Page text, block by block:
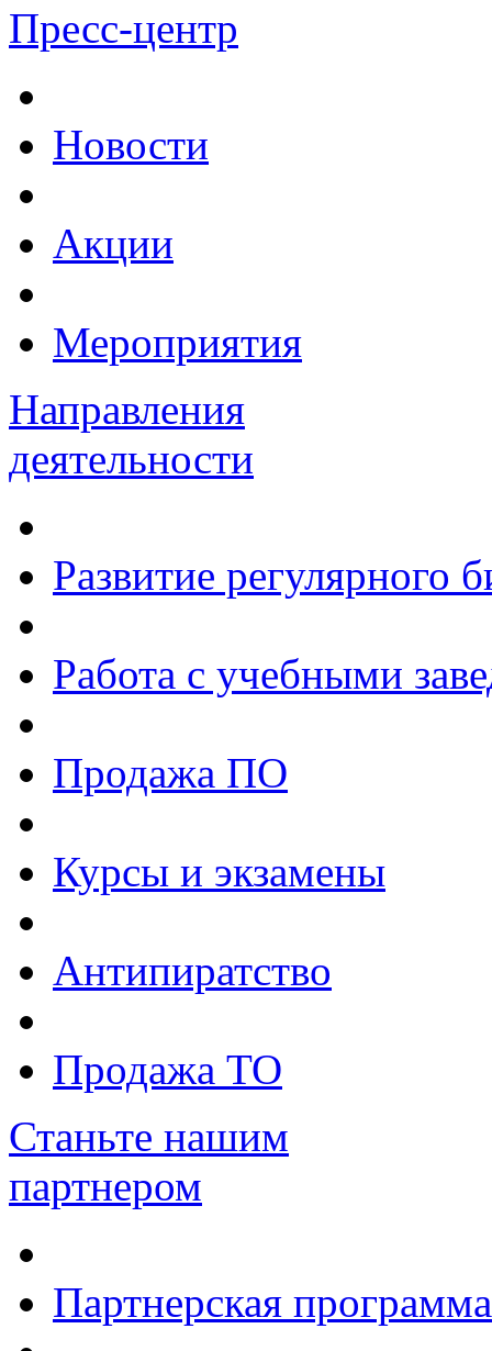
Пресс-центр
Новости
Акции
Мероприятия
Направления
деятельности
Развитие регулярного
Работа с учебными
Продажа ПО
Курсы и экзамены
Антипиратство
Продажа ТО
Станьте нашим
партнером
Партнерская программа